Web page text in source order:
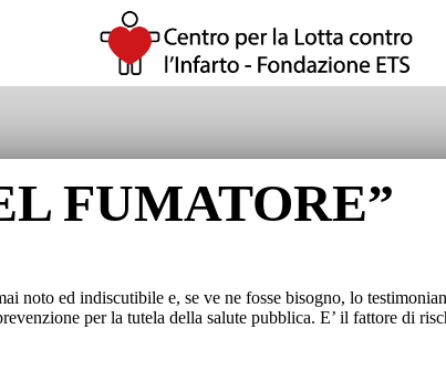
FUMATORE”
noto ed indiscutibile e, se ve ne fosse bisogno, lo
per la tutela della salute pubblica. E’ il fattore di